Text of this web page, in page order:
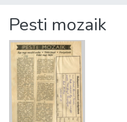
Statistics
About us
Pesti mozaik